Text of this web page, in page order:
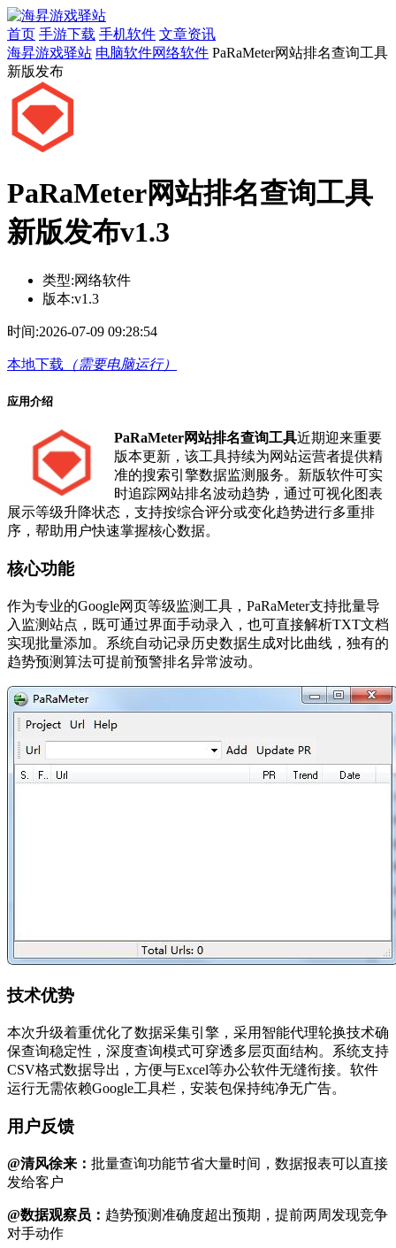
首页 手游下载 手机软件 文章资讯
海昇游戏驿站 电脑软件网络软件 PaRaMeter网站排名查询工具
新版发布
PaRaMeter网站排名查询工具
新版发布v1.3
类型:网络软件
版本:v1.3
时间:2026-07-09 09:28:54
本地下载 （需要电脑运行）
应用介绍
PaRaMeter网站排名查询工具近期迎来重要
版本更新，该工具持续为网站运营者提供精
准的搜索引擎数据监测服务。新版软件可实
时追踪网站排名波动趋势，通过可视化图表
展示等级升降状态，支持按综合评分或变化趋势进行多重排
序，帮助用户快速掌握核心数据。
核心功能
作为专业的Google网页等级监测工具，PaRaMeter支持批量导
入监测站点，既可通过界面手动录入，也可直接解析TXT文档
实现批量添加。系统自动记录历史数据生成对比曲线，独有的
趋势预测算法可提前预警排名异常波动。
技术优势
本次升级着重优化了数据采集引擎，采用智能代理轮换技术确
保查询稳定性，深度查询模式可穿透多层页面结构。系统支持
CSV格式数据导出，方便与Excel等办公软件无缝衔接。软件
运行无需依赖Google工具栏，安装包保持纯净无广告。
用户反馈
@清风徐来： 批量查询功能节省大量时间，数据报表可以直接
发给客户
@数据观察员： 趋势预测准确度超出预期，提前两周发现竞争
对手动作